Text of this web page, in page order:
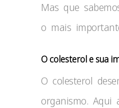
Mas que
o mais
O colesterol e sua
O colesterol
organismo. Aqui